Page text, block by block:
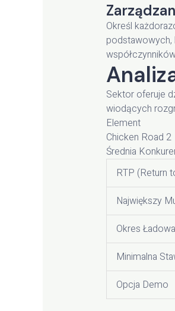
Określ
podstawowych,
Sektor oferuje
wiodących
Element
Chicken Road 2
Średnia
RTP (Return
Największy
Okres
Minimalna
Opcja Demo